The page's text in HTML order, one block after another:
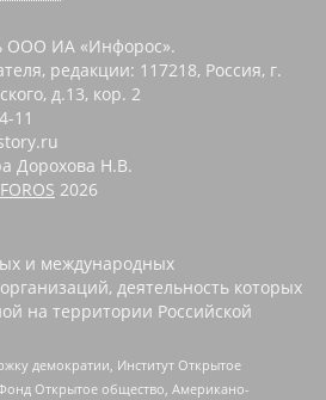
ООО ИА «Инфорос».
редакции: 117218, Россия, г.
д.13, кор. 2
11
Дорохова Н.В.
2026
и международных
деятельность которых
на территории Российской
демократии, Институт Открытое
Открытое общество, Американо-